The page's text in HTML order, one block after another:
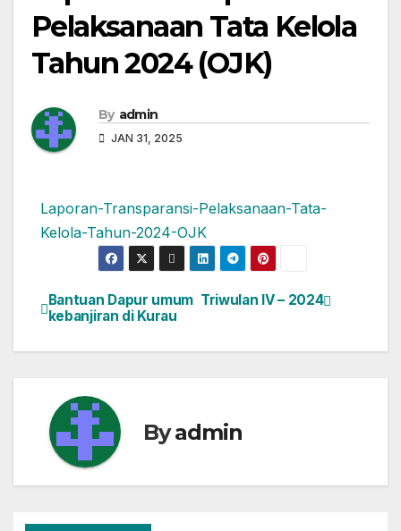
Pelaksanaan Tata Kelola
Tahun 2024 (OJK)
By admin
JAN 31, 2025
Laporan-Transparansi-Pelaksanaan-Tata-
Kelola-Tahun-2024-OJK
Navigasi
pos
Triwulan IV – 2024
Bantuan Dapur umum
kebanjiran di Kurau
Byadmin